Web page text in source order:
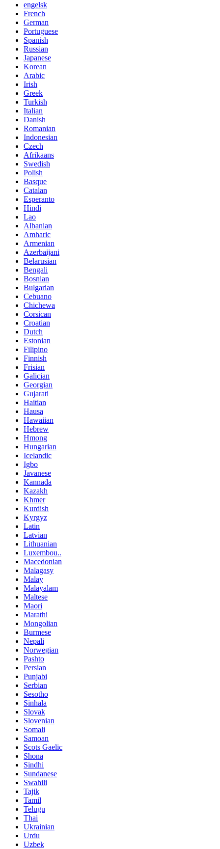
engelsk
French
German
Portuguese
Spanish
Russian
Japanese
Korean
Arabic
Irish
Greek
Turkish
Italian
Danish
Romanian
Indonesian
Czech
Afrikaans
Swedish
Polish
Basque
Catalan
Esperanto
Hindi
Lao
Albanian
Amharic
Armenian
Azerbaijani
Belarusian
Bengali
Bosnian
Bulgarian
Cebuano
Chichewa
Corsican
Croatian
Dutch
Estonian
Filipino
Finnish
Frisian
Galician
Georgian
Gujarati
Haitian
Hausa
Hawaiian
Hebrew
Hmong
Hungarian
Icelandic
Igbo
Javanese
Kannada
Kazakh
Khmer
Kurdish
Kyrgyz
Latin
Latvian
Lithuanian
Luxembou..
Macedonian
Malagasy
Malay
Malayalam
Maltese
Maori
Marathi
Mongolian
Burmese
Nepali
Norwegian
Pashto
Persian
Punjabi
Serbian
Sesotho
Sinhala
Slovak
Slovenian
Somali
Samoan
Scots Gaelic
Shona
Sindhi
Sundanese
Swahili
Tajik
Tamil
Telugu
Thai
Ukrainian
Urdu
Uzbek